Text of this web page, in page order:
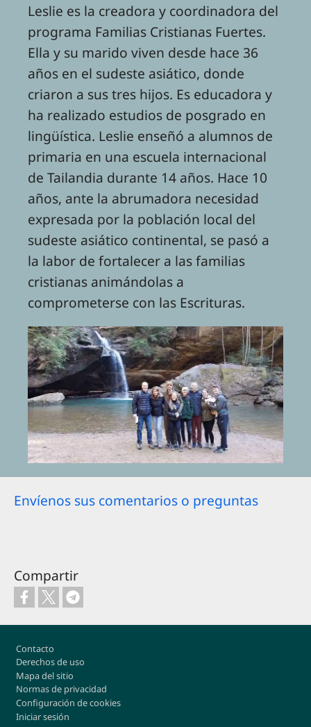
Leslie es la creadora y coordinadora del
programa Familias Cristianas Fuertes.
Ella y su marido viven desde hace 36
años en el sudeste asiático, donde
criaron a sus tres hijos. Es educadora y
ha realizado estudios de posgrado en
lingüística. Leslie enseñó a alumnos de
primaria en una escuela internacional
de Tailandia durante 14 años. Hace 10
años, ante la abrumadora necesidad
expresada por la población local del
sudeste asiático continental, se pasó a
la labor de fortalecer a las familias
cristianas animándolas a
comprometerse con las Escrituras.
Envíenos sus comentarios o preguntas
Compartir
Footer
Contacto
Derechos de uso
Mapa del sitio
Normas de privacidad
Configuración de cookies
Iniciar sesión